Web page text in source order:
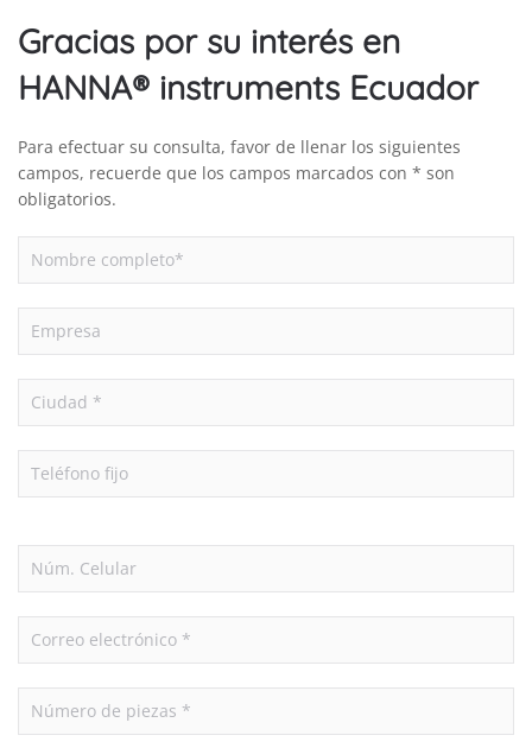
Gracias por su interés en
HANNA® instruments Ecuador
Para efectuar su consulta, favor de llenar los siguientes
campos, recuerde que los campos marcados con * son
obligatorios.